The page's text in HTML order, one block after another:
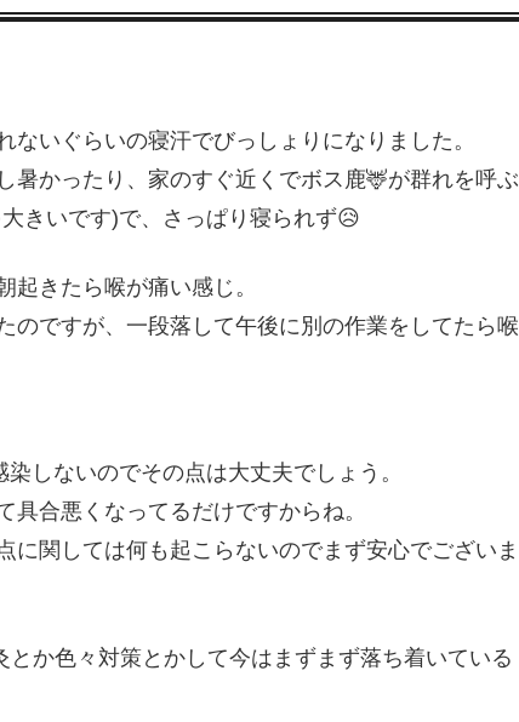
いぐらいの寝汗でびっしょりになりました。
暑かったり、家のすぐ近くでボス鹿🦌が群れを呼ぶ
きいです)で、さっぱり寝られず😥
きたら喉が痛い感じ。
のですが、一段落して午後に別の作業をしてたら喉
しないのでその点は大丈夫でしょう。
合悪くなってるだけですからね。
に関しては何も起こらないのでまず安心でございま
か色々対策とかして今はまずまず落ち着いている